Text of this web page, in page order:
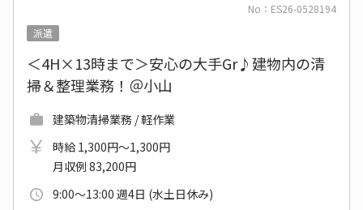
No：ES26-0528194
派遣
＜4H×13時まで＞安心の大手Gr♪建物内の清
掃＆整理業務！＠小山
建築物清掃業務 / 軽作業
時給 1,300円～1,300円
月収例 83,200円
9:00～13:00 週4日 (水土日休み)